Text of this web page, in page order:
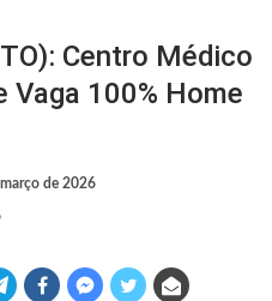
Centro Médico
Vaga 100% Home
de 2026